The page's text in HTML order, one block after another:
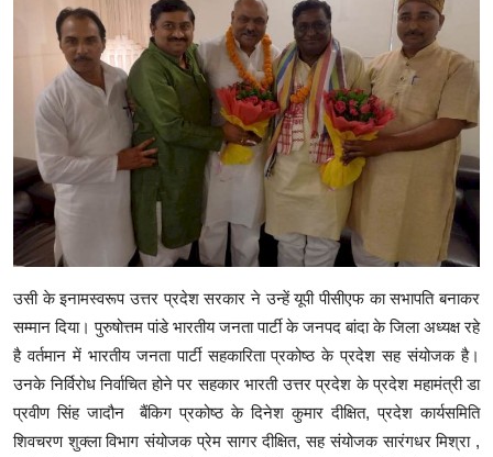
उसी के इनामस्वरूप उत्तर प्रदेश सरकार ने उन्हें यूपी पीसीएफ का सभापति बनाकर
सम्मान दिया। पुरुषोत्तम पांडे भारतीय जनता पार्टी के जनपद बांदा के जिला अध्यक्ष रहे
है वर्तमान में भारतीय जनता पार्टी सहकारिता प्रकोष्ठ के प्रदेश सह संयोजक है।
उनके निर्विरोध निर्वाचित होने पर सहकार भारती उत्तर प्रदेश के प्रदेश महामंत्री डा
प्रवीण सिंह जादौन बैंकिग प्रकोष्ठ के दिनेश कुमार दीक्षित, प्रदेश कार्यसमिति
शिवचरण शुक्ला विभाग संयोजक प्रेम सागर दीक्षित, सह संयोजक सारंगधर मिश्रा ,